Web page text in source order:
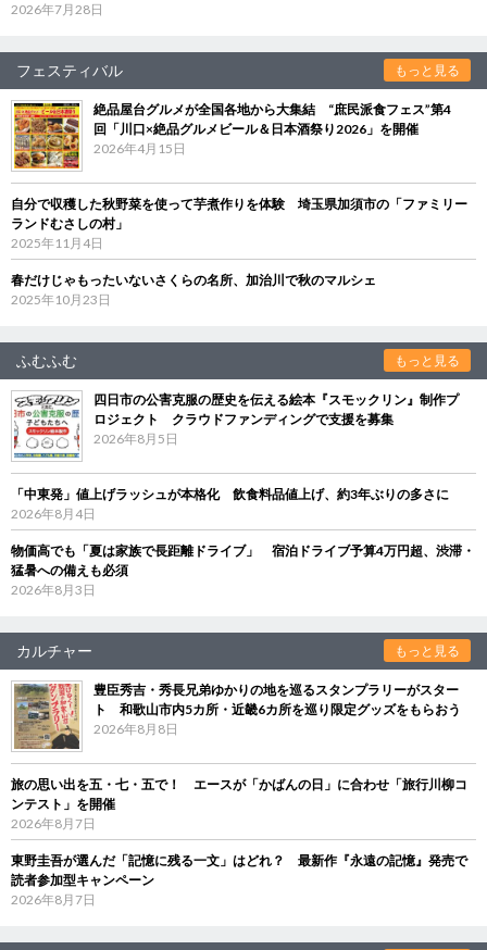
2026年7月28日
フェスティバル もっと見る
絶品屋台グルメが全国各地から大集結 “庶民派食フェス”第4
回「川口×絶品グルメビール＆日本酒祭り2026」を開催
2026年4月15日
自分で収穫した秋野菜を使って芋煮作りを体験 埼玉県加須市の「ファミリー
ランドむさしの村」
2025年11月4日
春だけじゃもったいないさくらの名所、加治川で秋のマルシェ
2025年10月23日
ふむふむ もっと見る
四日市の公害克服の歴史を伝える絵本『スモックリン』制作プ
ロジェクト クラウドファンディングで支援を募集
2026年8月5日
「中東発」値上げラッシュが本格化 飲食料品値上げ、約3年ぶりの多さに
2026年8月4日
物価高でも「夏は家族で長距離ドライブ」 宿泊ドライブ予算4万円超、渋滞・
猛暑への備えも必須
2026年8月3日
カルチャー もっと見る
豊臣秀吉・秀長兄弟ゆかりの地を巡るスタンプラリーがスター
ト 和歌山市内5カ所・近畿6カ所を巡り限定グッズをもらおう
2026年8月8日
旅の思い出を五・七・五で！ エースが「かばんの日」に合わせ「旅行川柳コ
ンテスト」を開催
2026年8月7日
東野圭吾が選んだ「記憶に残る一文」はどれ？ 最新作『永遠の記憶』発売で
読者参加型キャンペーン
2026年8月7日